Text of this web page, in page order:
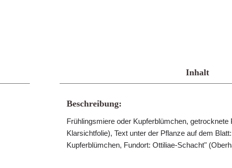
Inhalt
Beschreibung:
Frühlingsmiere oder Kupferblümchen,
Klarsichtfolie), Text unter der Pflanze auf dem
Kupferblümchen, Fundort: Ottiliae-Schacht"